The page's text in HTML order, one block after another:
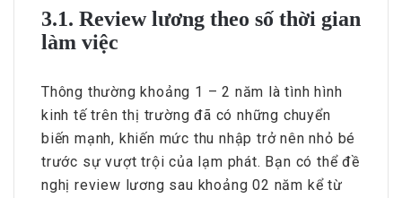
3.1. Review lương theo số thời gian
làm việc
Thông thường khoảng 1 – 2 năm là tình hình
kinh tế trên thị trường đã có những chuyển
biến mạnh, khiến mức thu nhập trở nên nhỏ bé
trước sự vượt trội của lạm phát. Bạn có thể đề
nghị review lương sau khoảng 02 năm kể từ